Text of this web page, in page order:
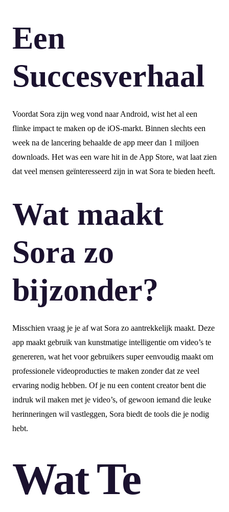
Een
Succesverhaal
Voordat Sora zijn weg vond naar Android, wist het al een
flinke impact te maken op de iOS-markt. Binnen slechts een
week na de lancering behaalde de app meer dan 1 miljoen
downloads. Het was een ware hit in de App Store, wat laat zien
dat veel mensen geïnteresseerd zijn in wat Sora te bieden heeft.
Wat maakt
Sora zo
bijzonder?
Misschien vraag je je af wat Sora zo aantrekkelijk maakt. Deze
app maakt gebruik van kunstmatige intelligentie om video’s te
genereren, wat het voor gebruikers super eenvoudig maakt om
professionele videoproducties te maken zonder dat ze veel
ervaring nodig hebben. Of je nu een content creator bent die
indruk wil maken met je video’s, of gewoon iemand die leuke
herinneringen wil vastleggen, Sora biedt de tools die je nodig
hebt.
Wat Te